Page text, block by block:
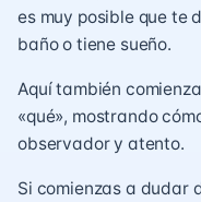
es muy posible que te
baño o tiene sueño.
Aquí también
«qué», mostrando
observador y atento.
Si comienzas a dudar